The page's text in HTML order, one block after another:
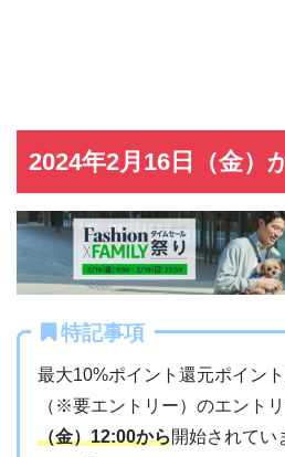
2024年2月16日（金）
特記事項
最大10%ポイント還元ポイン
（※要エントリー）のエント
（金）12:00から開始されてい